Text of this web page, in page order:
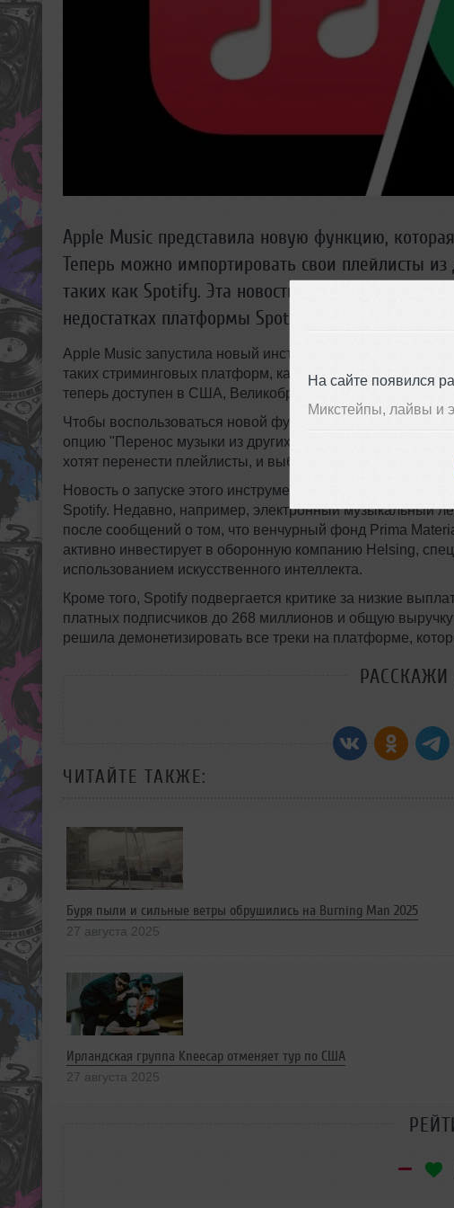
На сайте появился
Микстейпы, лайвы и
Apple Music представила новую функцию,
Теперь можно импортировать свои плейлисты
таких как Spotify. Эта новость особенно
недостатках платформы Spotify.
Apple Music запустила новый инструмент, который
таких стриминговых платформ, как Spotify. Этот
теперь доступен в США, Великобритании, Бразилии,
Чтобы воспользоваться новой функцией, пользователям
опцию "Перенос музыки из других сервисов". Там они
хотят перенести плейлисты, и выбрать нужные элементы
Новость о запуске этого инструмента появилась на
Spotify. Недавно, например, электронный музыкальный
после сообщений о том, что венчурный фонд Prima
активно инвестирует в оборонную компанию Helsing,
использованием искусственного интеллекта.
Кроме того, Spotify подвергается критике за низкие
платных подписчиков до 268 миллионов и общую
решила демонетизировать все треки на платформе,
ЧИТАЙТЕ ТАКЖЕ:
Буря пыли и сильные ветры обрушились на Burning Man 2025
27 августа 2025
Ирландская группа Kneecap отменяет тур по США
27 августа 2025